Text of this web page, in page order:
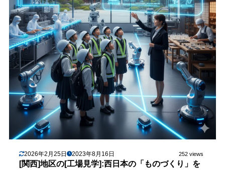
2026年2月25日 2023年8月16日 252 views
[関西]地区の[工場見学]:西日本の「ものづくり」を